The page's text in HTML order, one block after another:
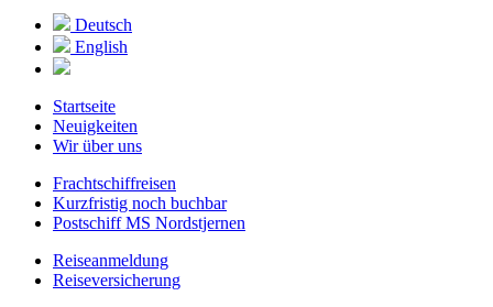
Deutsch
English
Startseite
Neuigkeiten
Wir über uns
Frachtschiffreisen
Kurzfristig noch buchbar
Postschiff MS Nordstjernen
Reiseanmeldung
Reiseversicherung